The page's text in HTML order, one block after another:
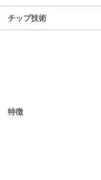
チップ技術
特徴